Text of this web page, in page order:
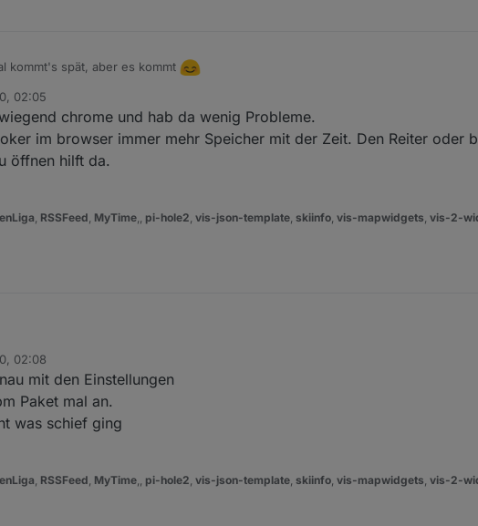
kommt's spät, aber es kommt
hier um ein Problem des Browsers. Firefox, Opera und Edge zeigen die
an. Lediglich Chrome benimmt sich kräftig daneben.
voreilige Verbreitung von Unruhe. Sollheute(siehe Uhrzeit ) nicht mehr
02:05
chrome und hab da wenig Probleme.
im browser immer mehr Speicher mit der Zeit. Den Reiter oder
öffnen hilft da.
, RSSFeed, MyTime,, pi-hole2, vis-json-template, skiinfo, vis-mapwidgets, vis-2-
02:08
mit den Einstellungen
Paket mal an.
was schief ging
RSSFeed MyTime pi-hole2 vis-json-template skiinfo vis-mapwidgets vis-2-